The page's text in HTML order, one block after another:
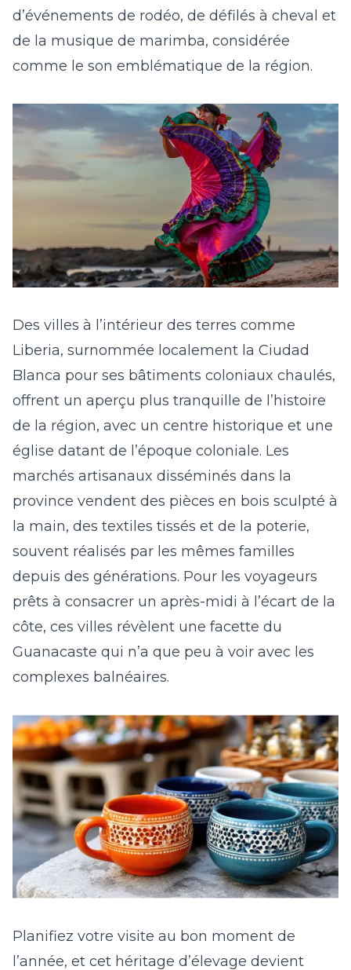
d’événements de rodéo, de défilés à cheval et
de la musique de marimba, considérée
comme le son emblématique de la région.
Des villes à l’intérieur des terres comme
Liberia, surnommée localement la Ciudad
Blanca pour ses bâtiments coloniaux chaulés,
offrent un aperçu plus tranquille de l’histoire
de la région, avec un centre historique et une
église datant de l’époque coloniale. Les
marchés artisanaux disséminés dans la
province vendent des pièces en bois sculpté à
la main, des textiles tissés et de la poterie,
souvent réalisés par les mêmes familles
depuis des générations. Pour les voyageurs
prêts à consacrer un après-midi à l’écart de la
côte, ces villes révèlent une facette du
Guanacaste qui n’a que peu à voir avec les
complexes balnéaires.
Planifiez votre visite au bon moment de
l’année, et cet héritage d’élevage devient